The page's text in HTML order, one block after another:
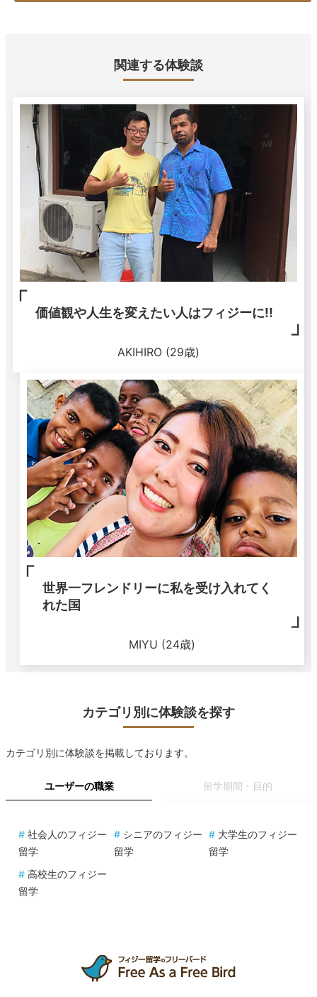
関連する体験談
価値観や人生を変えたい人はフィジーに!!
AKIHIRO (29歳)
世界一フレンドリーに私を受け入れてく
れた国
MIYU (24歳)
カテゴリ別に体験談を探す
カテゴリ別に体験談を掲載しております。
ユーザーの職業 留学期間・目的
# 社会人のフィジー
留学
#シニアのフィジー
留学
# 大学生のフィジー
留学
# 高校生のフィジー
留学